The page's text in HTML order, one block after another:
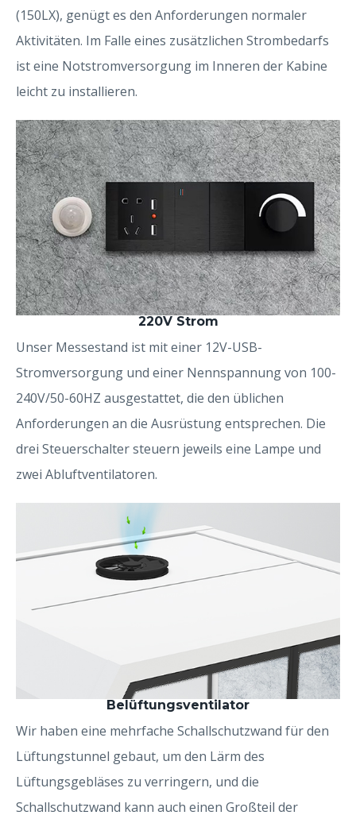
(150LX), genügt es den Anforderungen normaler
Aktivitäten. Im Falle eines zusätzlichen Strombedarfs
ist eine Notstromversorgung im Inneren der Kabine
leicht zu installieren.
220V Strom
Unser Messestand ist mit einer 12V-USB-
Stromversorgung und einer Nennspannung von 100-
240V/50-60HZ ausgestattet, die den üblichen
Anforderungen an die Ausrüstung entsprechen. Die
drei Steuerschalter steuern jeweils eine Lampe und
zwei Abluftventilatoren.
Belüftungsventilator
Wir haben eine mehrfache Schallschutzwand für den
Lüftungstunnel gebaut, um den Lärm des
Lüftungsgebläses zu verringern, und die
Schallschutzwand kann auch einen Großteil der